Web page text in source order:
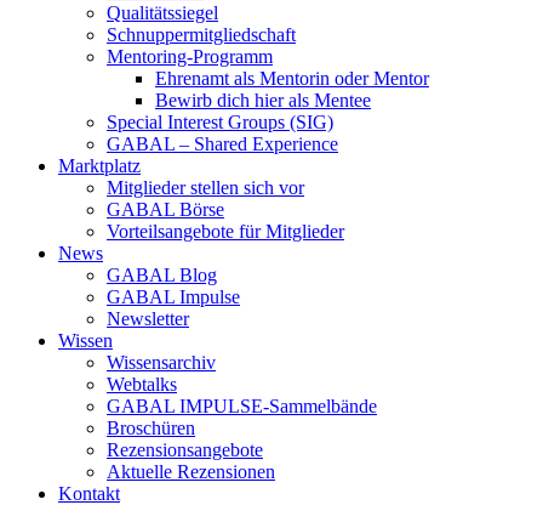
Qualitätssiegel
Schnuppermitgliedschaft
Mentoring-Programm
Ehrenamt als Mentorin oder Mentor
Bewirb dich hier als Mentee
Special Interest Groups (SIG)
GABAL – Shared Experience
Marktplatz
Mitglieder stellen sich vor
GABAL Börse
Vorteilsangebote für Mitglieder
News
GABAL Blog
GABAL Impulse
Newsletter
Wissen
Wissensarchiv
Webtalks
GABAL IMPULSE-Sammelbände
Broschüren
Rezensionsangebote
Aktuelle Rezensionen
Kontakt